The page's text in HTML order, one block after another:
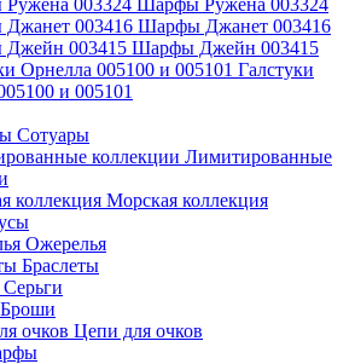
Шарфы Джанет 003416
Шарфы Джейн 003415
Галстуки
и 005101
Сотуары
Лимитированные
Морская коллекция
Ожерелья
Браслеты
Серьги
Броши
Цепи для очков